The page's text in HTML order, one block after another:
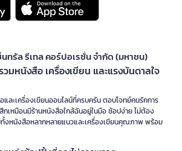
นทรัล รีเทล คอร์ปอเรชั่น จำกัด (มหาชน)
มหนังสือ เครื่องเขียน และแรงบันดาลใจ
และเครื่องเขียนออนไลน์ที่ครบครัน ตอบโจทย์คนรักการ
กเหมือนมีร้านหนังสือใกล้ฉันอยู่ในมือ ช้อปง่าย ไม่ต้อง
ทั้งหนังสือหลากหลายแนวและเครื่องเขียนคุณภาพ พร้อม